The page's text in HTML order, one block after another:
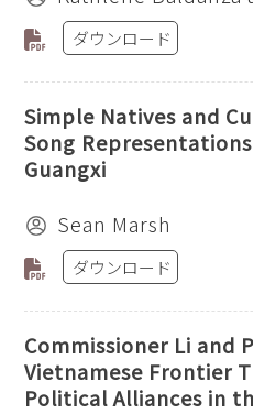
ダウンロード
Simple Natives and
Song
Guangxi
Sean Marsh
ダウンロード
Commissioner Li and
Vietnamese Frontier
Political Alliances in